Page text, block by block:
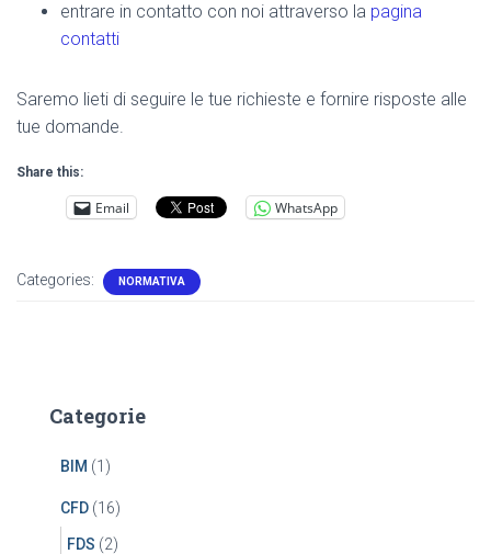
entrare in contatto con noi attraverso la pagina
contatti
Saremo lieti di seguire le tue richieste e fornire risposte alle
tue domande.
Share this:
Email WhatsApp
Categories: NORMATIVA
Categorie
BIM (1)
CFD (16)
FDS (2)